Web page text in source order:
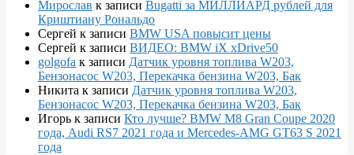
Мирослав к записи Bugatti за МИЛЛИАРД рублей для
Криштиану Рональдо
Сергей к записи BMW USA повысит цены
Сергей к записи ВИДЕО: BMW iX xDrive50
golgofa к записи Датчик уровня топлива W203,
Бензонасос W203, Перекачка бензина W203, Бак
Никита к записи Датчик уровня топлива W203,
Бензонасос W203, Перекачка бензина W203, Бак
Игорь к записи Кто лучше? BMW M8 Gran Coupe 2020
года, Audi RS7 2021 года и Mercedes-AMG GT63 S 2021
года